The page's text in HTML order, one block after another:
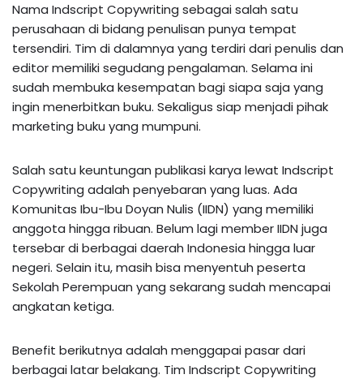
Nama Indscript Copywriting sebagai salah satu
perusahaan di bidang penulisan punya tempat
tersendiri. Tim di dalamnya yang terdiri dari penulis dan
editor memiliki segudang pengalaman. Selama ini
sudah membuka kesempatan bagi siapa saja yang
ingin menerbitkan buku. Sekaligus siap menjadi pihak
marketing buku yang mumpuni.
Salah satu keuntungan publikasi karya lewat Indscript
Copywriting adalah penyebaran yang luas. Ada
Komunitas Ibu-Ibu Doyan Nulis (IIDN) yang memiliki
anggota hingga ribuan. Belum lagi member IIDN juga
tersebar di berbagai daerah Indonesia hingga luar
negeri. Selain itu, masih bisa menyentuh peserta
Sekolah Perempuan yang sekarang sudah mencapai
angkatan ketiga.
Benefit berikutnya adalah menggapai pasar dari
berbagai latar belakang. Tim Indscript Copywriting